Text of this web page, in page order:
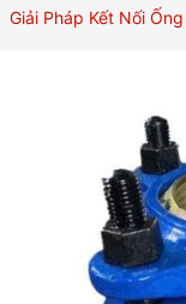
Giải Pháp Kết Nối